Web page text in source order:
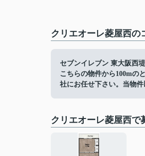
クリエオーレ菱屋西の
セブンイレブン 東大阪西
こちらの物件から100mの
社にお任せ下さい。当物
クリエオーレ菱屋西で